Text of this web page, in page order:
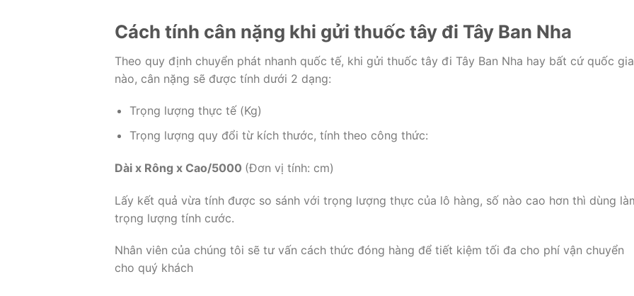
Cách tính cân nặng khi gửi thuốc tây đi Tây Ban Nha
Theo quy định chuyển phát nhanh quốc tế, khi gửi thuốc tây đi Tây Ban Nha hay bất cứ quốc gia
nào, cân nặng sẽ được tính dưới 2 dạng:
Trọng lượng thực tế (Kg)
Trọng lượng quy đổi từ kích thước, tính theo công thức:
Dài x Rông x Cao/5000 (Đơn vị tính: cm)
Lấy kết quả vừa tính được so sánh với trọng lượng thực của lô hàng, số nào cao hơn thì dùng
trọng lượng tính cước.
Nhân viên của chúng tôi sẽ tư vấn cách thức đóng hàng để tiết kiệm tối đa cho phí vận chuyển
cho quý khách